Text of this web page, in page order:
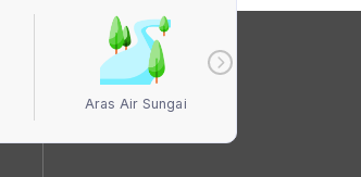
Aras Air Sungai